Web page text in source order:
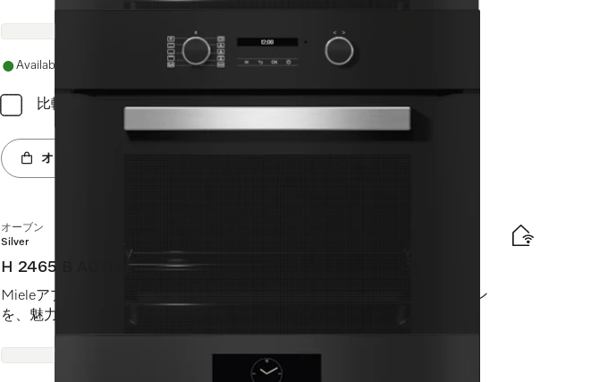
Available
比較
オンラインショップへ
オーブン
Silver
H 2465 B ACTIVE
Mieleアプリ、PerfectClean加工を備えたモダンなデザインの本格的オーブン
を、魅力的な価格でご提供します。